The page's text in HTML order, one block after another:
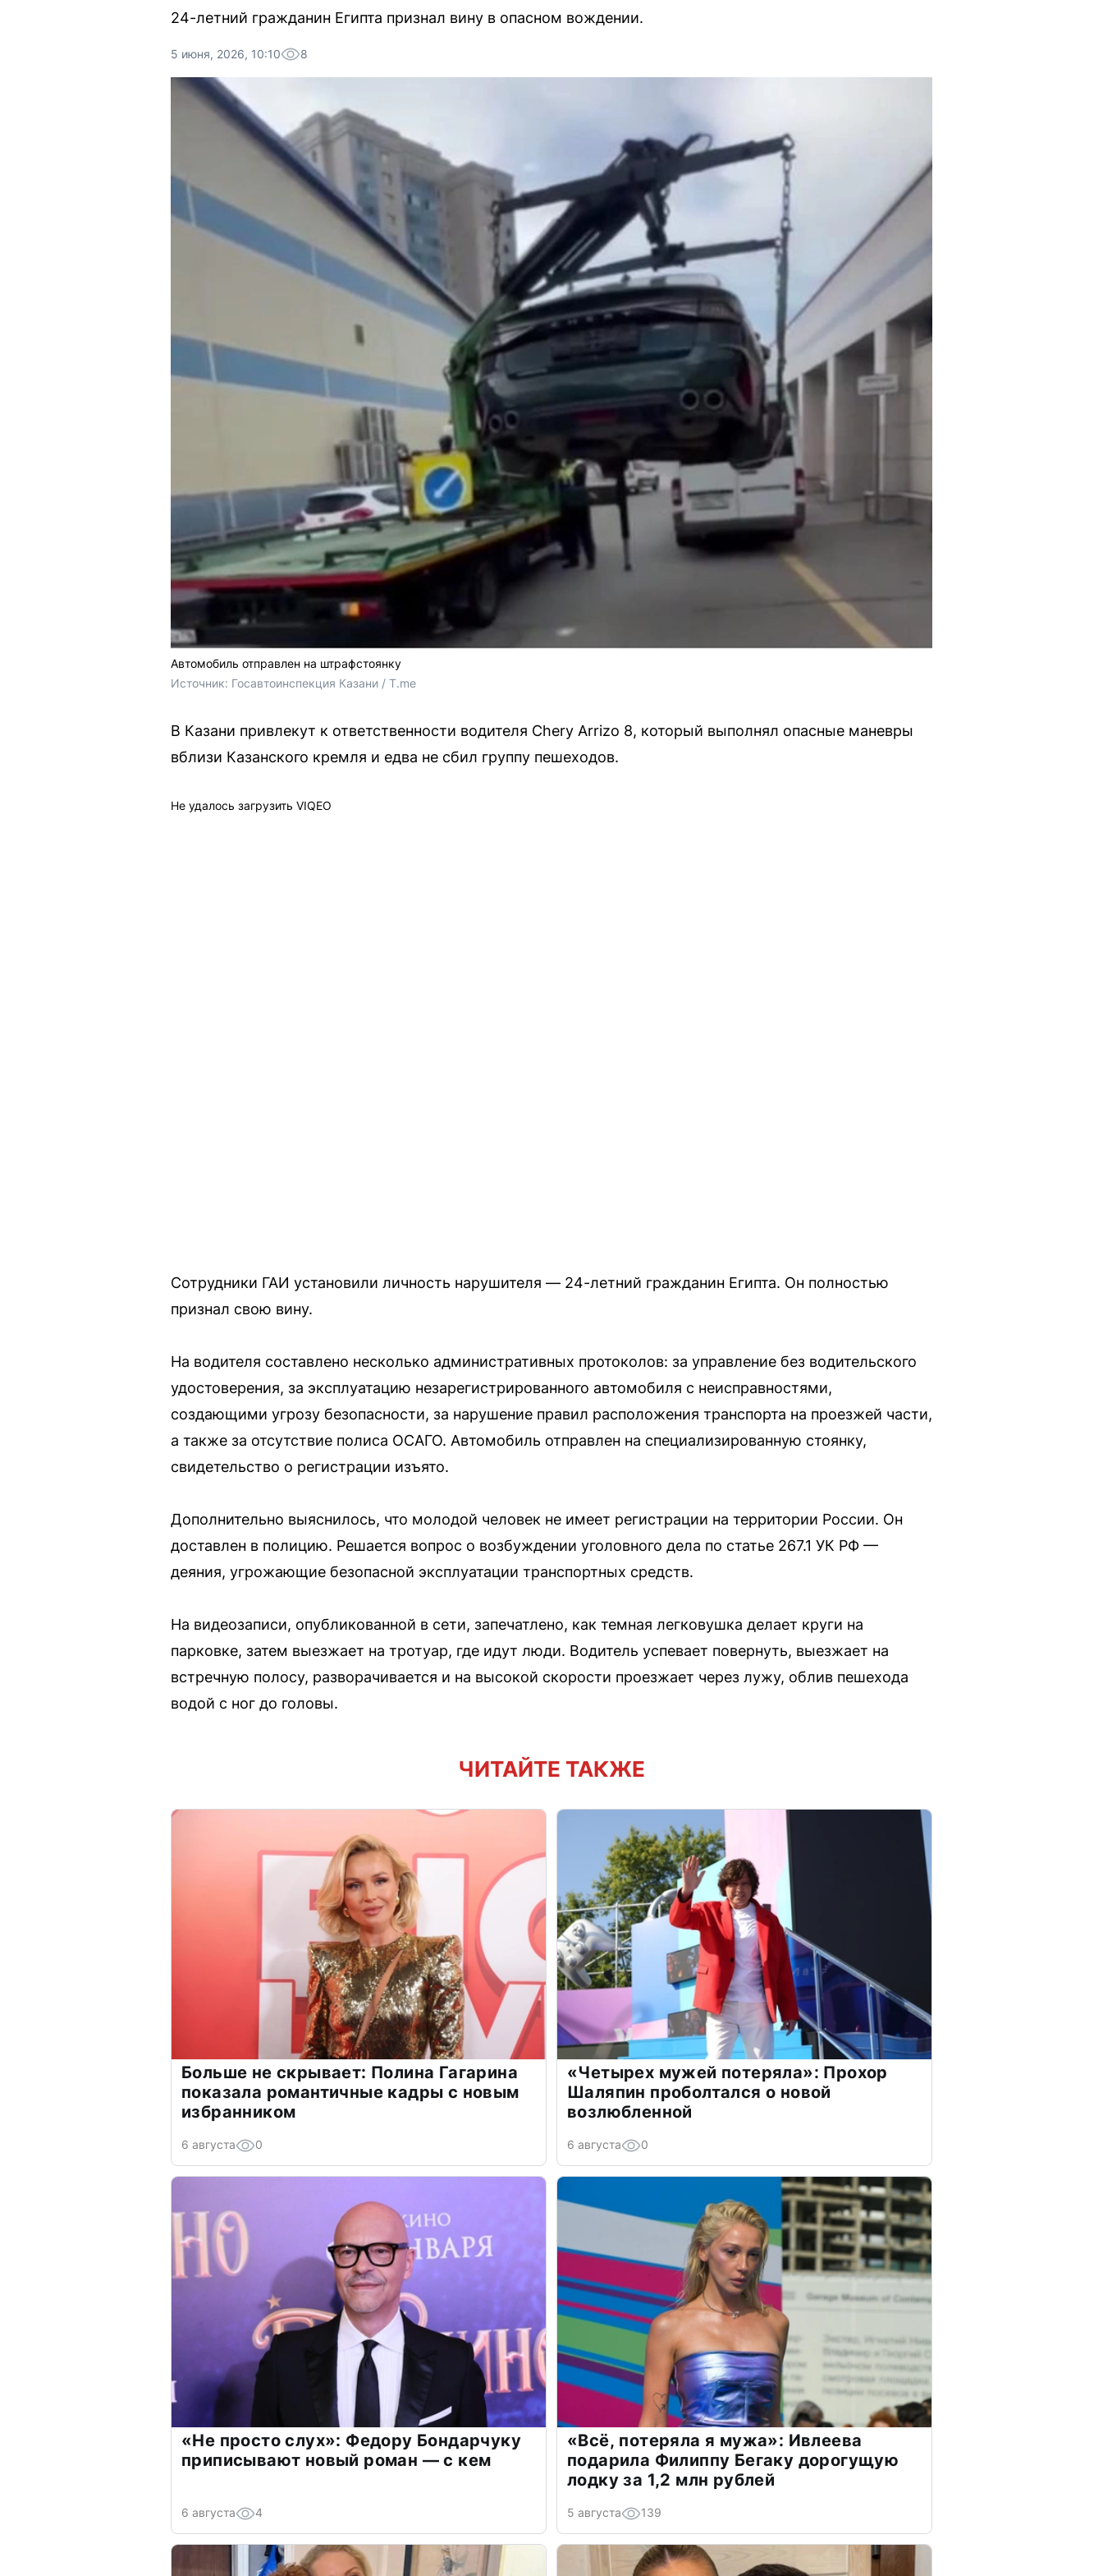
24-летний гражданин Египта признал вину в опасном вождении.
5 июня, 2026, 10:10 8
Автомобиль отправлен на штрафстоянку
Источник: Госавтоинспекция Казани / T.me
В Казани привлекут к ответственности водителя Chery Arrizo 8, который выполнял опасные маневры
вблизи Казанского кремля и едва не сбил группу пешеходов.
Не удалось загрузить VIQEO
Сотрудники ГАИ установили личность нарушителя — 24-летний гражданин Египта. Он полностью
признал свою вину.
На водителя составлено несколько административных протоколов: за управление без водительского
удостоверения, за эксплуатацию незарегистрированного автомобиля с неисправностями,
создающими угрозу безопасности, за нарушение правил расположения транспорта на проезжей части,
а также за отсутствие полиса ОСАГО. Автомобиль отправлен на специализированную стоянку,
свидетельство о регистрации изъято.
Дополнительно выяснилось, что молодой человек не имеет регистрации на территории России. Он
доставлен в полицию. Решается вопрос о возбуждении уголовного дела по статье 267.1 УК РФ —
деяния, угрожающие безопасной эксплуатации транспортных средств.
На видеозаписи, опубликованной в сети, запечатлено, как темная легковушка делает круги на
парковке, затем выезжает на тротуар, где идут люди. Водитель успевает повернуть, выезжает на
встречную полосу, разворачивается и на высокой скорости проезжает через лужу, облив пешехода
водой с ног до головы.
ЧИТАЙТЕ ТАКЖЕ
Больше не скрывает: Полина Гагарина
показала романтичные кадры с новым
избранником
6 августа 0
«Четырех мужей потеряла»: Прохор
Шаляпин проболтался о новой
возлюбленной
6 августа 0
«Не просто слух»: Федору Бондарчуку
приписывают новый роман — с кем
6 августа 4
«Всё, потеряла я мужа»: Ивлеева
подарила Филиппу Бегаку дорогущую
лодку за 1,2 млн рублей
5 августа 139